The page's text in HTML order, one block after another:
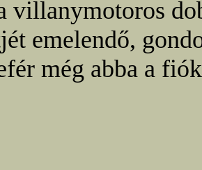
villanymotoros
emelendő,
még abba a